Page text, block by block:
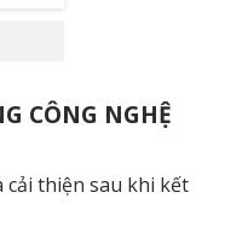
CÔNG NGHỆ
cải thiện sau khi kết